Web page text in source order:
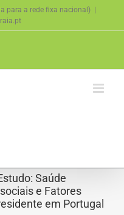
para a rede fixa nacional)
Saúde
e Fatores
em Portugal